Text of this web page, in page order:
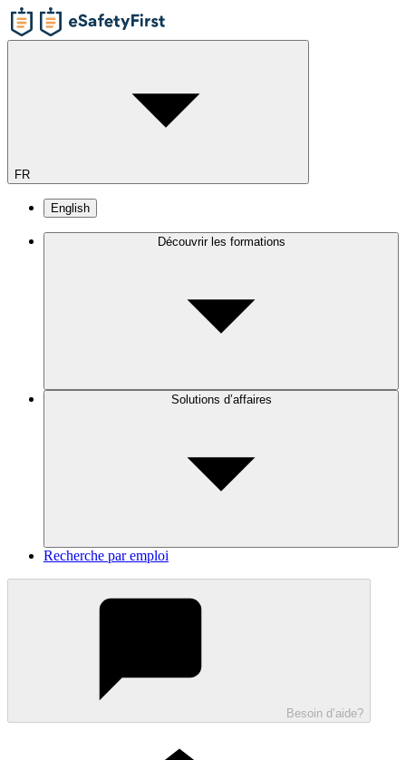
FR
English
Découvrir les formations
Solutions d’affaires
Recherche par emploi
Besoin d’aide?